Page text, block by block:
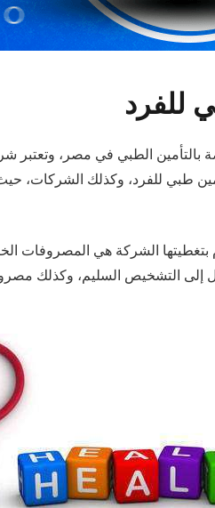
للفرد
بالتأمين الطبي في مصر، وتعتبر
طبي للفرد، وكذلك الشركات،
الشركة هي المصروفات
إلى التشخيص السليم، وكذلك